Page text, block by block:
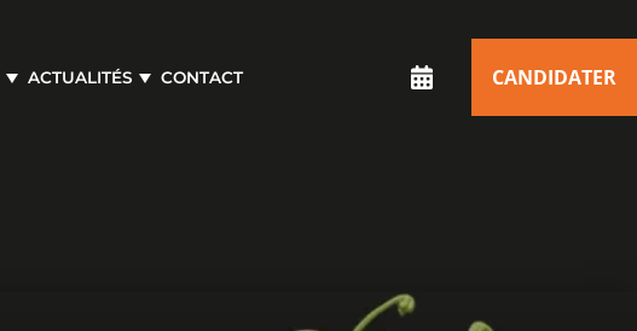
ACTUALITÉS CONTACT CANDIDATER